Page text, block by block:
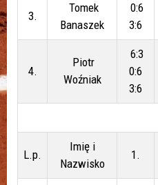
3.
Tomek
Banaszek
0:6
3:6
4.
Piotr
Woźniak
6:3
0:6
3:6
L.p.
Imię i
Nazwisko
1.